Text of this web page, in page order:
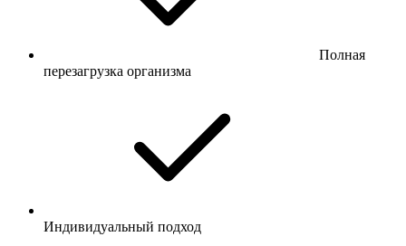
Полная
перезагрузка организма
Индивидуальный подход